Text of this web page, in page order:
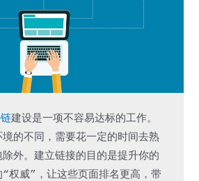
建设是一项不容易达标的工作。
的不同，需要花一定的时间去熟
外。建立链接的目的是提升你的
“权威”，让这些页面排名更高，带